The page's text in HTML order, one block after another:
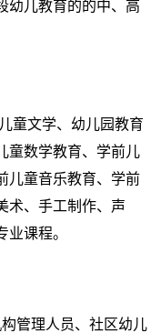
幼儿教育的的中、高
童文学、幼儿园教育
童数学教育、学前儿
儿童音乐教育、学前
术、手工制作、声
课程。
管理人员、社区幼儿